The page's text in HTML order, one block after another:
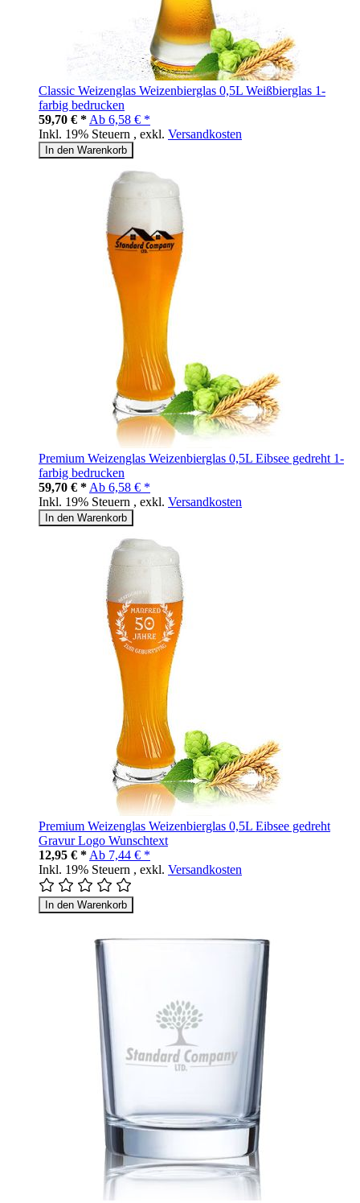
Classic Weizenglas Weizenbierglas 0,5L Weißbierglas 1-
farbig bedrucken
59,70 € * Ab 6,58 € *
Inkl. 19% Steuern , exkl. Versandkosten
In den Warenkorb
Premium Weizenglas Weizenbierglas 0,5L Eibsee gedreht 1-
farbig bedrucken
59,70 € * Ab 6,58 € *
Inkl. 19% Steuern , exkl. Versandkosten
In den Warenkorb
Premium Weizenglas Weizenbierglas 0,5L Eibsee gedreht
Gravur Logo Wunschtext
12,95 € * Ab 7,44 € *
Inkl. 19% Steuern , exkl. Versandkosten
In den Warenkorb